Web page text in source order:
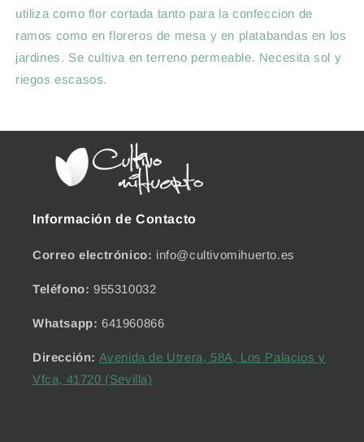
utiliza como flor cortada tanto para la confeccion de
ramos como en floreros de mesa y en platabandas en los
jardines. Se cultiva en terreno permeable. Necesita sol y
riegos escasos.
Información de Contacto
Correo electrónico: info@cultivomihuerto.es
Teléfono: 955310032
Whatsapp: 641960866
Dirección: Avenida de Utrera, 58A, Los Palacios y
Vfca, 41720 (Sevilla)